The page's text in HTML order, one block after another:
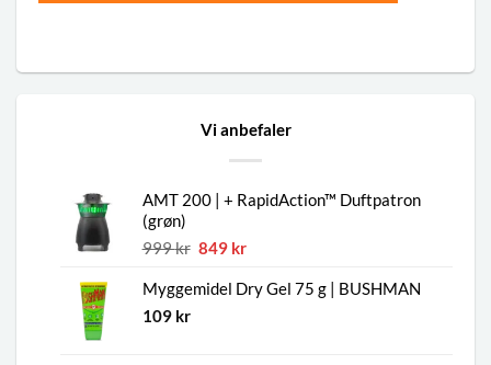
Vi anbefaler
AMT 200 | + RapidAction™ Duftpatron
(grøn)
999kr Den
pris
849 krDen
pris
Myggemidel Dry Gel 75 g | BUSHMAN
109 kr